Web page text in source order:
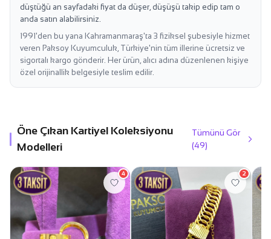
düştüğü an sayfadaki fiyat da düşer, düşüşü takip edip tam o
anda satın alabilirsiniz.
1991'den bu yana Kahramanmaraş'ta 3 fiziksel şubesiyle hizmet
veren Paksoy Kuyumculuk, Türkiye'nin tüm illerine ücretsiz ve
sigortalı kargo gönderir. Her ürün, alıcı adına düzenlenen kişiye
özel orijinallik belgesiyle teslim edilir.
Öne Çıkan Kartiyel Koleksiyonu
Modelleri
Tümünü Gör
(49)
4 2